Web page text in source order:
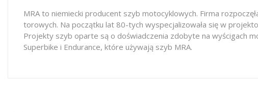
MRA to niemiecki producent szyb motocyklowych. Firma
torowych. Na początku lat 80-tych wyspecjalizowała się w
Projekty szyb oparte są o doświadczenia zdobyte na wyścigach
Superbike i Endurance, które używają szyb MRA.